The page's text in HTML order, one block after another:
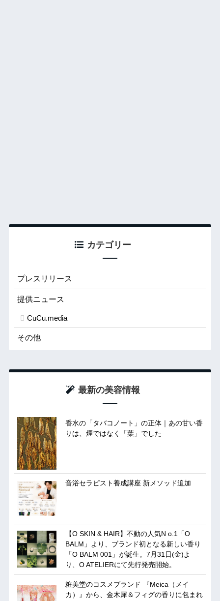
カテゴリー
プレスリリース
提供ニュース
CuCu.media
その他
最新の美容情報
香水の「タバコノート」の正体｜あの甘い香
りは、煙ではなく「葉」でした
音浴セラピスト養成講座 新メソッド追加
【O SKIN & HAIR】不動の人気N o.1「O
BALM」より、ブランド初となる新しい香り
「O BALM 001」が誕生。7月31日(金)よ
り、O ATELIERにて先行発売開始。
粧美堂のコスメブランド 『Meica（メイ
カ）』から、金木犀＆フィグの香りに包まれ